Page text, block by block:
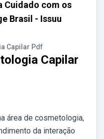
Cuidado com os
Brasil - Issuu
Capilar Pdf
Capilar
área de cosmetologia,
da interação